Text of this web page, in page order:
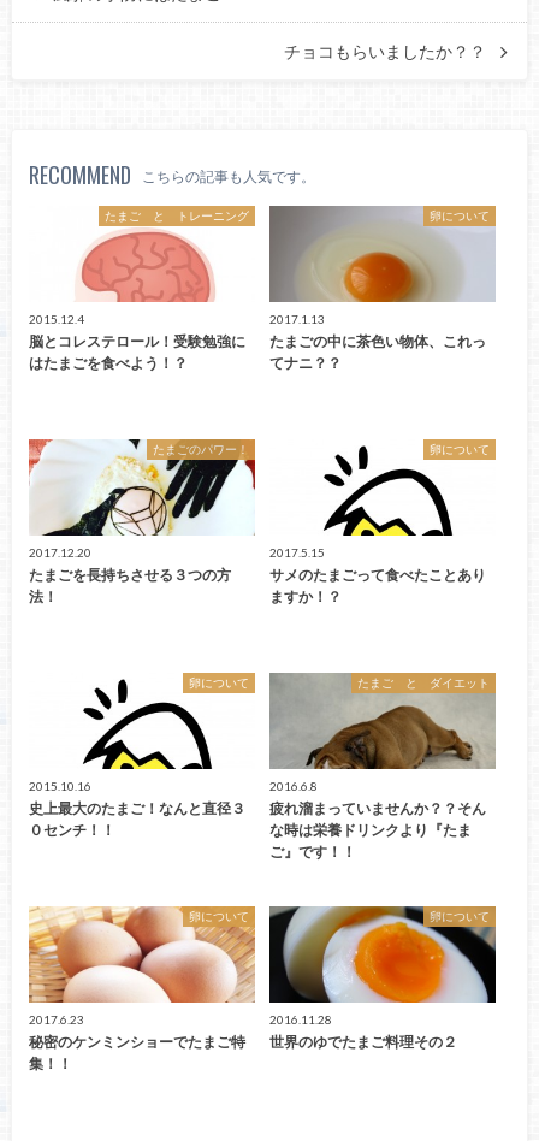
チョコもらいましたか？？
RECOMMEND こちらの記事も人気です。
たまご と トレーニング
2015.12.4
脳とコレステロール！受験勉強に
はたまごを食べよう！？
卵について
2017.1.13
たまごの中に茶色い物体、これっ
てナニ？？
たまごのパワー！
2017.12.20
たまごを長持ちさせる３つの方
法！
卵について
2017.5.15
サメのたまごって食べたことあり
ますか！？
卵について
2015.10.16
史上最大のたまご！なんと直径３
０センチ！！
たまご と ダイエット
2016.6.8
疲れ溜まっていませんか？？そん
な時は栄養ドリンクより『たま
ご』です！！
卵について
2017.6.23
秘密のケンミンショーでたまご特
集！！
卵について
2016.11.28
世界のゆでたまご料理その２